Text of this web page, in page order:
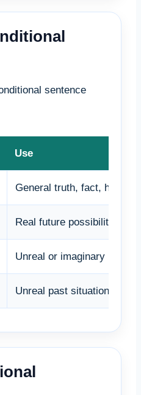
sentence
Use
General truth, fact, habit
Real future possibility
Unreal or imaginary
Unreal past situation